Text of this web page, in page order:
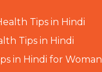
Tips in Hindi
Tips in Hindi
in Hindi for Woman